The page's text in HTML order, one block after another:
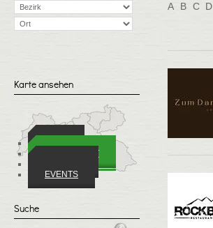
WIRTSCHAFT
EVENTS
Karte ansehen
Suche
A B C D